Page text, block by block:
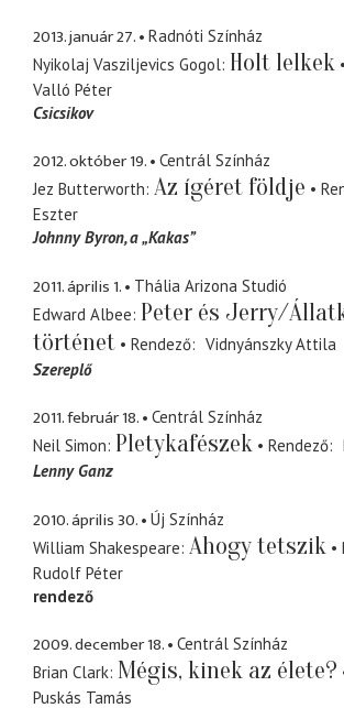
2013. január 27.
Radnóti Színház
Nyikolaj Vasziljevics Gogol Holt lelkek
Valló Péter
Csicsikov
2012. október 19.
Centrál Színház
Jez Butterworth Az ígéret földje
Eszter
Johnny Byron, a „Kakas”
2011. április 1.
Thália Arizona Studió
Edward Albee Peter és Jerry/
történet
Rendező
Vidnyánszky Attila
Szereplő
2011. február 18.
Centrál Színház
Neil Simon Pletykafészek Rendező
Lenny Ganz
2010. április 30.
Új Színház
William Shakespeare Ahogy tetszik
Rudolf Péter
rendező
2009. december 18.
Centrál Színház
Brian Clark Mégis, kinek az élete?
Puskás Tamás